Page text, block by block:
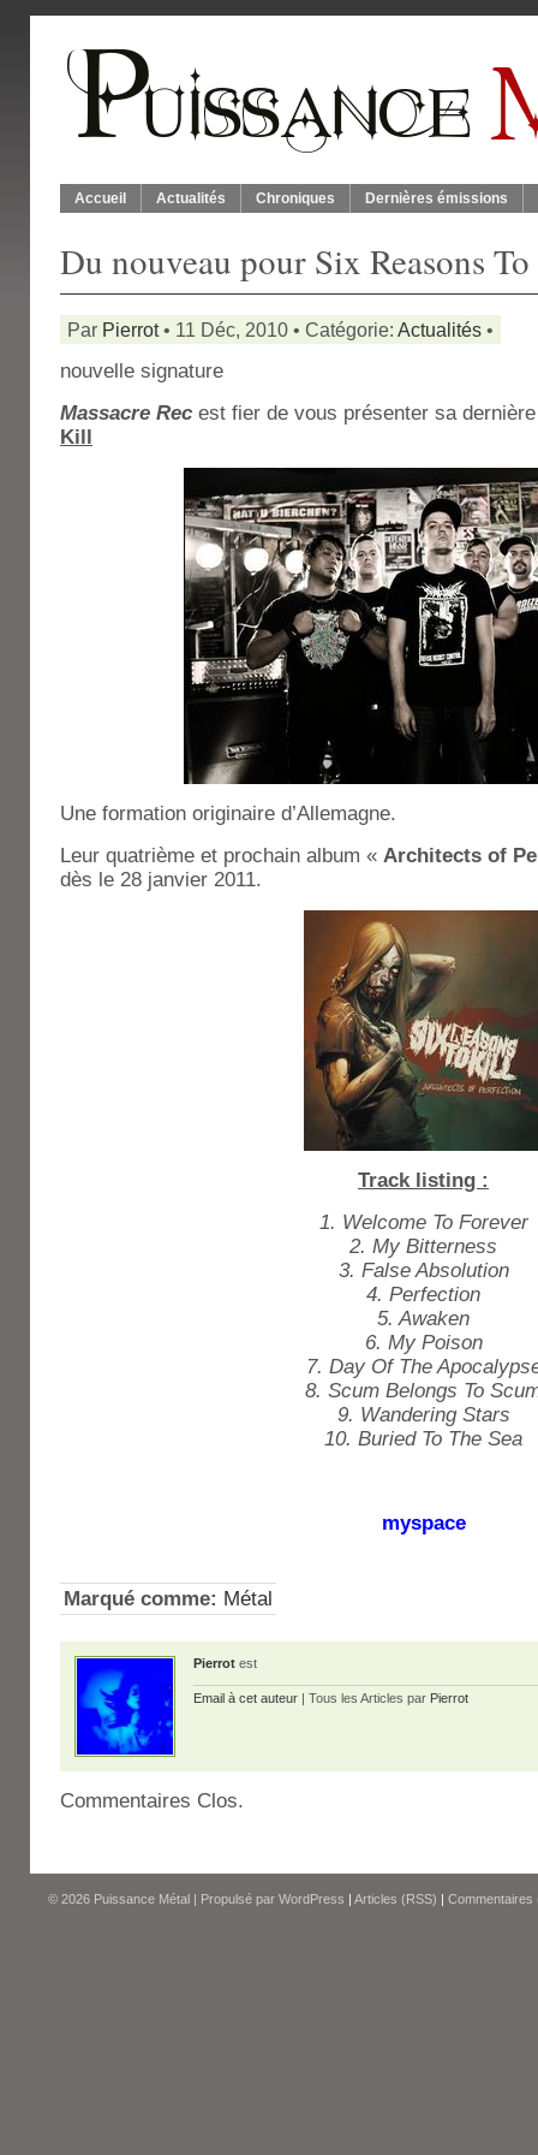
Accueil Actualités Chroniques Dernières émissions
Du nouveau pour Six Reasons
Par Pierrot• 11 Déc, 2010 • Catégorie: Actualités •
nouvelle signature
Massacre Rec est fier de vous présenter sa
Kill
Une formation originaire d’Allemagne.
Leur quatrième et prochain album « Architects of
dès le 28 janvier 2011.
Track listing :
1. Welcome To Forever
2. My Bitterness
3. False Absolution
4. Perfection
5. Awaken
6. My Poison
7. Day Of The
8. Scum Belongs To
9. Wandering Stars
10. Buried To The Sea
myspace
Marqué comme: Métal
Pierrot est
Email à cet auteur | Tous les Articles par Pierrot
Commentaires Clos.
© 2026 Puissance Métal | Propulsé par WordPress | Articles (RSS) | Commentaires